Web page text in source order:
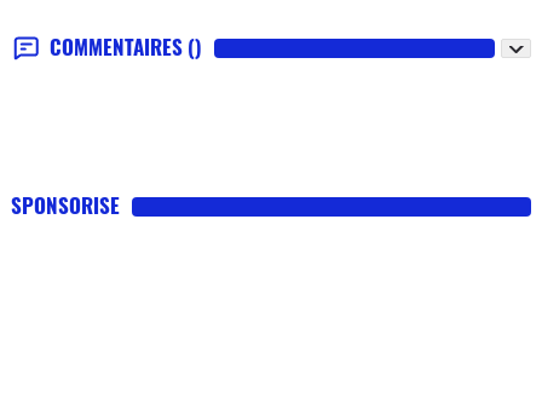
COMMENTAIRES ()
SPONSORISE